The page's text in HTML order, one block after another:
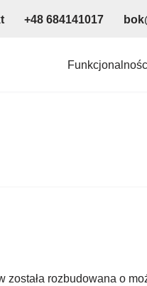
+48 684141017
rozbudowana o